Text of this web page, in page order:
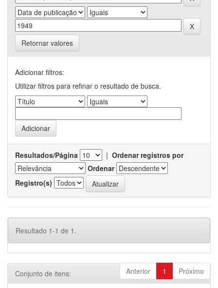
Retornar valores
Adicionar filtros:
Utilizar filtros para refinar o resultado de busca.
Resultados/Página | Ordenar registros por
Ordenar
Registro(s)
Resultado 1-1 de 1.
Anterior 1 Próximo
Conjunto de itens: